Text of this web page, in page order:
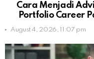
Cara Menjadi
Portfolio Career
August 4, 2026, 11:07 pm